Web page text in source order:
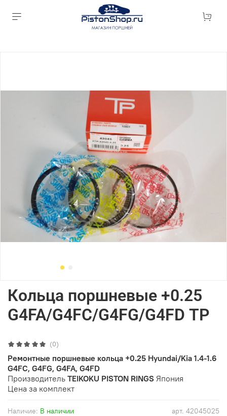
(0)
арт. 42045025
Наличие: В наличии
Кольца поршневые +0.25
G4FA/G4FC/G4FG/G4FD TP
Ремонтные поршневые кольца +0.25 Hyundai/Kia 1.4-1.6
G4FC, G4FG, G4FA, G4FD
Производитель TEIKOKU PISTON RINGS Япония
Цена за комплект